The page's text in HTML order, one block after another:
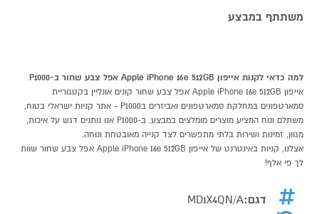
משתתף במבצע
למה כדאי לקנות אייפון Apple iPhone 16e 512GB אפל צבע שחור ב-P1000
אייפון Apple iPhone 16e 512GB אפל צבע שחור קונים אונליין בקטגוריית
סמארטפונים במחלקת סמארטפונים ואביזרים בP1000 - אתר קניות ישראלי בטוח,
משתלם ונוח המציע מוצרים מומלצים במבצע. ב-P1000 אנו נותנים דגש על איכות,
מגוון, זמינות ושירות בלתי מתפשרים לצד קנייה מאובטחת ונוחה.
אצלנו, קניות באינטרנט של אייפון Apple iPhone 16e 512GB אפל צבע שחור שוות
לך פי אלף!
דגם:MD1X4QN/A